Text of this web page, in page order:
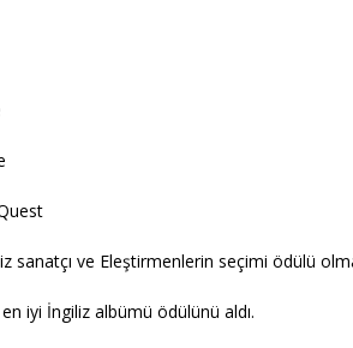
sanatçı ve Eleştirmenlerin seçimi ödülü
iyi İngiliz albümü ödülünü aldı.